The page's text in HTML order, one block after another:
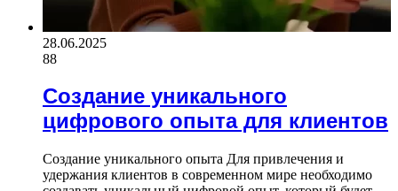
28.06.2025
88
Создание уникального
цифрового опыта для клиентов
Создание уникального опыта Для привлечения и
удержания клиентов в современном мире необходимо